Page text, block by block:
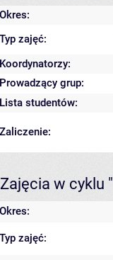
Okres:
Typ zajęć:
Koordynatorzy:
Prowadzący grup:
Lista studentów:
Zaliczenie:
Zajęcia w cyklu
Okres:
Typ zajęć: